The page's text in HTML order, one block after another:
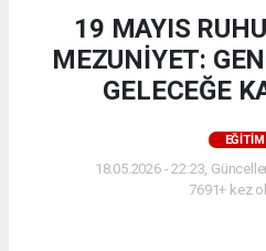
19 MAYIS
MEZUNİYET:
GELECEĞE
EĞİTİM
18.05.2026 - 22:23,
7691+ kez